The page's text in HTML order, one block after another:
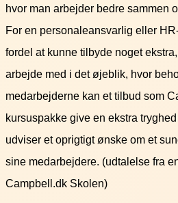
hvor man arbejder bedre sammen
For en personaleansvarlig eller
fordel at kunne tilbyde noget
arbejde med i det øjeblik, hvor
medarbejderne kan et tilbud som
kursuspakke give en ekstra
udviser et oprigtigt ønske om et
sine medarbejdere. (udtalelse fra
Campbell.dk Skolen)